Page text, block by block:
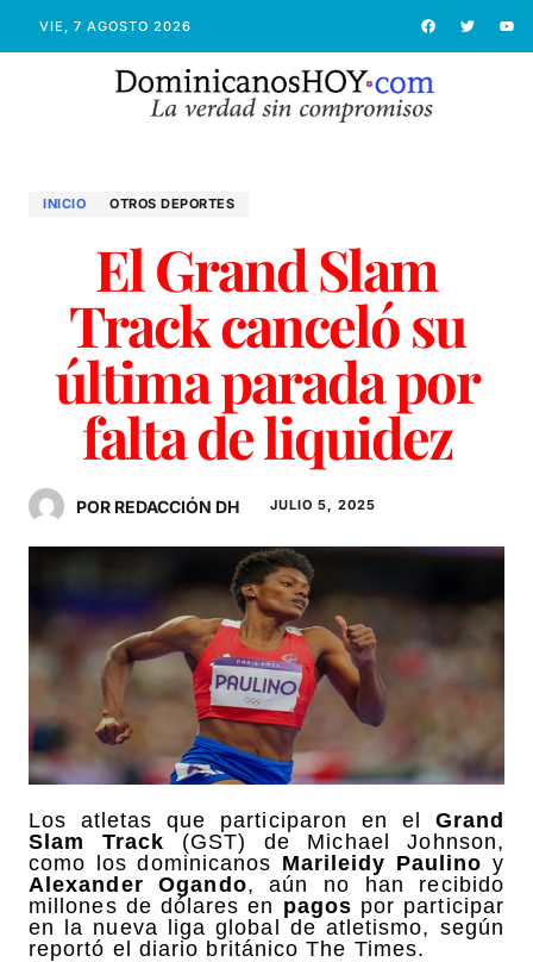
VIE, 7 AGOSTO 2026
INICIO OTROS DEPORTES
El Grand Slam
Track canceló su
última parada por
falta de liquidez
POR REDACCIÓN DH JULIO 5, 2025
Los atletas que participaron en el Grand
Slam Track (GST) de Michael Johnson,
como los dominicanos Marileidy Paulino y
Alexander Ogando, aún no han recibido
millones de dólares en pagos por participar
en la nueva liga global de atletismo, según
reportó el diario británico The Times.